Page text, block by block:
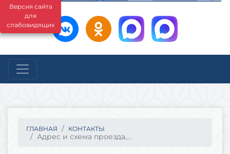
Версия сайта
для
слабовидящих
ГЛАВНАЯ КОНТАКТЫ
Адрес и схема проезда,...